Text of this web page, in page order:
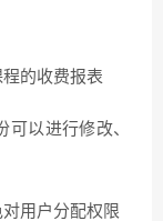
的收费报表
以进行修改、
用户分配权限